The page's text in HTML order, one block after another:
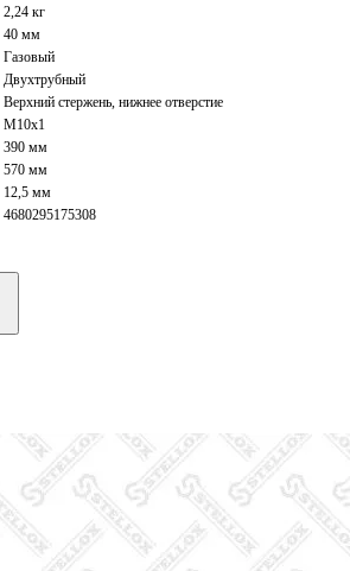
2,24 кг
40 мм
Газовый
Двухтрубный
Верхний стержень, нижнее отверстие
M10x1
390 мм
570 мм
12,5 мм
4680295175308